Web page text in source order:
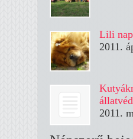
Lili
2011.
2011.